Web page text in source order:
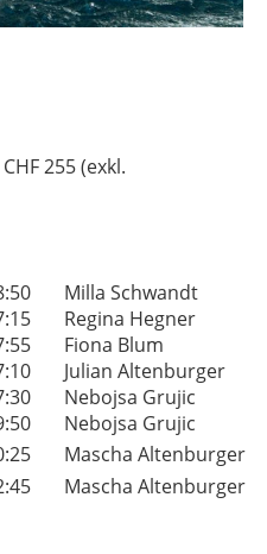
255 (exkl.
Milla Schwandt
Regina Hegner
Fiona Blum
Julian Altenburger
Nebojsa Grujic
Nebojsa Grujic
Mascha Altenburger
Mascha Altenburger